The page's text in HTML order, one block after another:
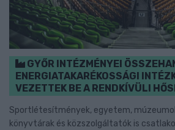
GYŐR INTÉZMÉNYEI
ENERGIATAKARÉKOSSÁGI
VEZETTEK BE A RENDKÍVÜLI
Sportlétesítmények, egyetem,
könyvtárak és közszolgáltatók is